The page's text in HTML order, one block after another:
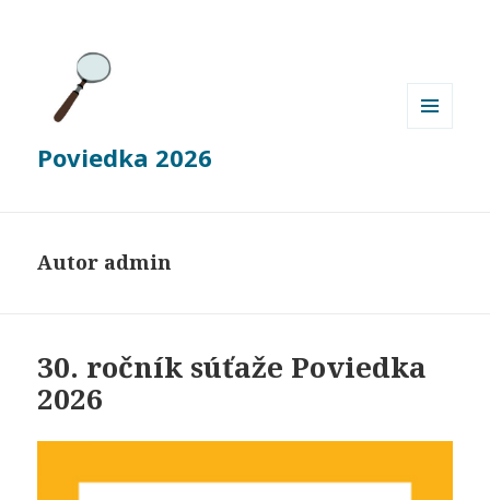
Poviedka 2026
Autor admin
30. ročník súťaže Poviedka
2026